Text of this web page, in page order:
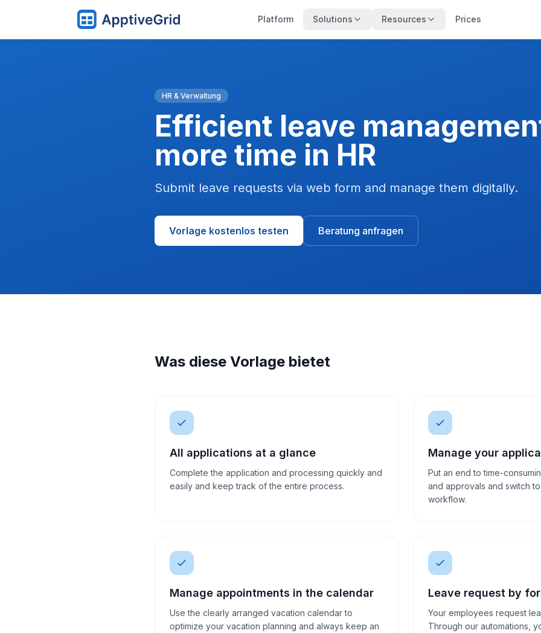
Platform Solutions Resources Prices
HR & Verwaltung
Efficient leave
more time in HR
Submit leave requests via web form and manage them digitally.
Vorlage kostenlos testen Beratung anfragen
Was diese Vorlage bietet
All applications at a glance
Complete the application and processing quickly and
easily and keep track of the entire process.
Manage your
Put an end to time-
and approvals and switch
workflow.
Manage appointments in the calendar
Use the clearly arranged vacation calendar to
optimize your vacation planning and always keep an
Leave request by
Your employees request
Through our automations,